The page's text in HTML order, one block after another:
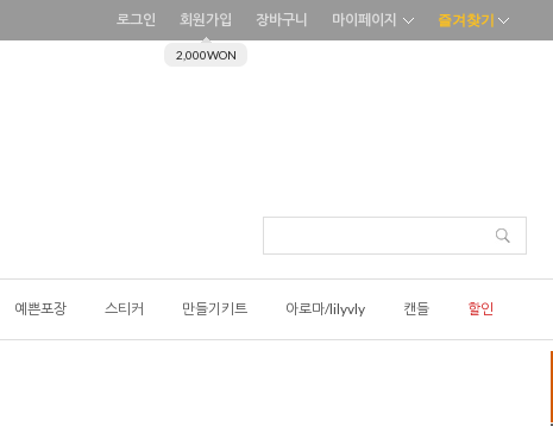
로그인 회원가입
2,000WON
장바구니 마이페이지 즐겨찾기
예쁜포장 스티커 만들기키트 아로마/lilyvly 캔들 할인